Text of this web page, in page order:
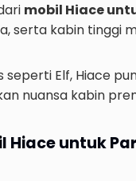
mobil Hiace
serta kabin tinggi
Elf, Hiace
nuansa kabin
Hiace untuk